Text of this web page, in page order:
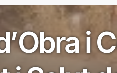
i